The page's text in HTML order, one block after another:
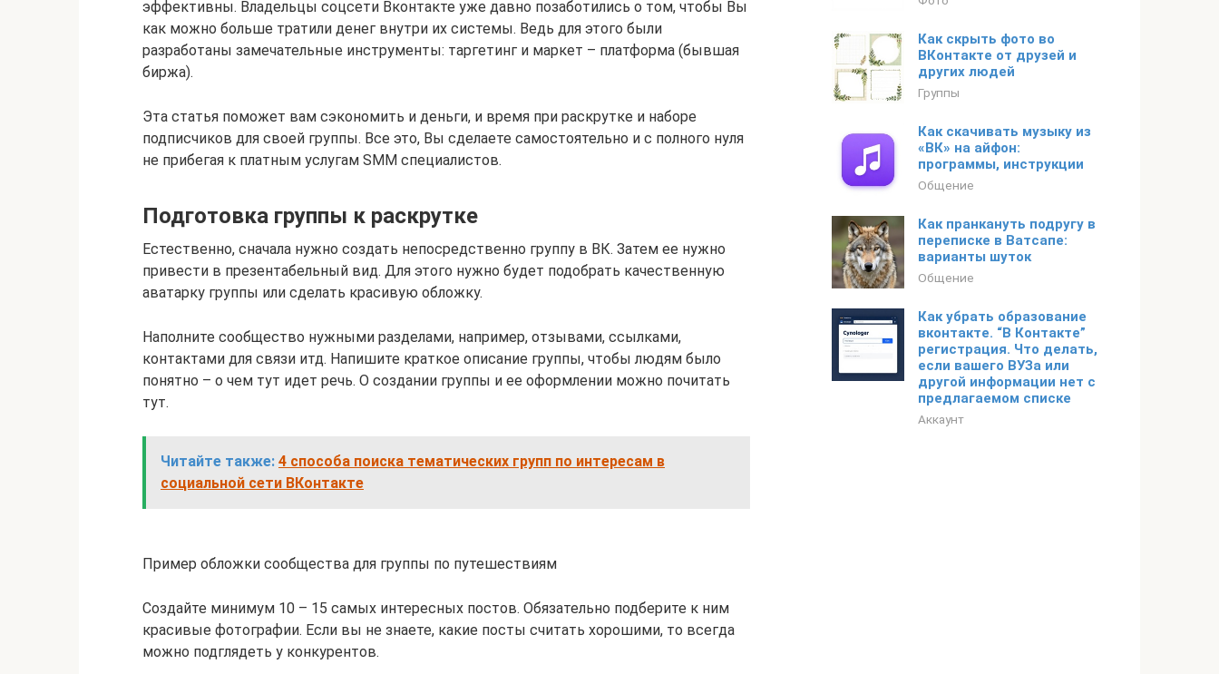
эффективны. Владельцы соцсети Вконтакте уже давно позаботились о том, чтобы Вы
как можно больше тратили денег внутри их системы. Ведь для этого были
разработаны замечательные инструменты: таргетинг и маркет – платформа (бывшая
биржа).
Эта статья поможет вам сэкономить и деньги, и время при раскрутке и наборе
подписчиков для своей группы. Все это, Вы сделаете самостоятельно и с полного нуля
не прибегая к платным услугам SMM специалистов.
Подготовка группы к раскрутке
Естественно, сначала нужно создать непосредственно группу в ВК. Затем ее нужно
привести в презентабельный вид. Для этого нужно будет подобрать качественную
аватарку группы или сделать красивую обложку.
Наполните сообщество нужными разделами, например, отзывами, ссылками,
контактами для связи итд. Напишите краткое описание группы, чтобы людям было
понятно – о чем тут идет речь. О создании группы и ее оформлении можно почитать
тут.
Читайте также: 4 способа поиска тематических групп по интересам в
социальной сети ВКонтакте
Пример обложки сообщества для группы по путешествиям
Создайте минимум 10 – 15 самых интересных постов. Обязательно подберите к ним
красивые фотографии. Если вы не знаете, какие посты считать хорошими, то всегда
можно подглядеть у конкурентов.
Как скрыть фото во
ВКонтакте от друзей и
других людей
Группы
Как скачивать музыку из
«ВК» на айфон:
программы, инструкции
Общение
Как пранкануть подругу в
переписке в Ватсапе:
варианты шуток
Общение
Как убрать образование
вконтакте. “В Контакте”
регистрация. Что делать,
если вашего ВУЗа или
другой информации нет с
предлагаемом списке
Аккаунт